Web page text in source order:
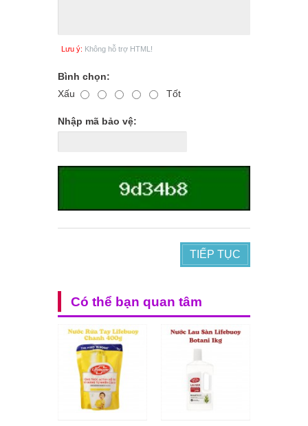
Lưu ý: Không hỗ trợ HTML!
Bình chọn:
Xấu
Tốt
Nhập mã bảo vệ:
TIẾP TỤC
Có thể bạn quan tâm